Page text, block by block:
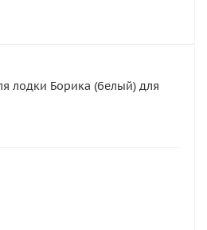
лодки Борика (белый) для